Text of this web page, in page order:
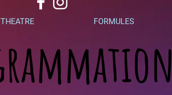
THEATRE FORMULES